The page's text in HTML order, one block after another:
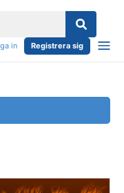
in Registrera sig